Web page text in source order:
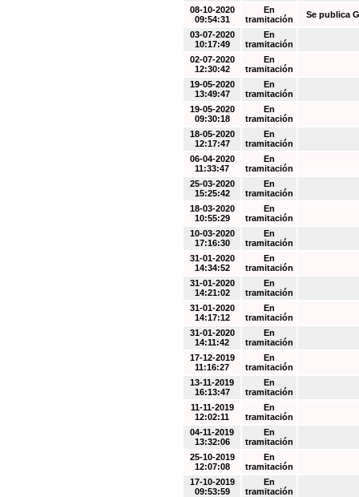
08-10-2020
09:54:31
En
tramitación
Se publica
03-07-2020
10:17:49
En
tramitación
02-07-2020
12:30:42
En
tramitación
19-05-2020
13:49:47
En
tramitación
19-05-2020
09:30:18
En
tramitación
18-05-2020
12:17:47
En
tramitación
06-04-2020
11:33:47
En
tramitación
25-03-2020
15:25:42
En
tramitación
18-03-2020
10:55:29
En
tramitación
10-03-2020
17:16:30
En
tramitación
31-01-2020
14:34:52
En
tramitación
31-01-2020
14:21:02
En
tramitación
31-01-2020
14:17:12
En
tramitación
31-01-2020
14:11:42
En
tramitación
17-12-2019
11:16:27
En
tramitación
13-11-2019
16:13:47
En
tramitación
11-11-2019
12:02:11
En
tramitación
04-11-2019
13:32:06
En
tramitación
25-10-2019
12:07:08
En
tramitación
17-10-2019
09:53:59
En
tramitación